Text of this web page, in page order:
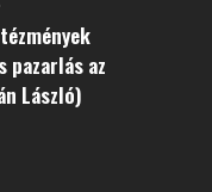
pazarlás az
László)